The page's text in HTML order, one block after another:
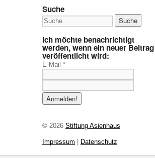
Suche
Ich möchte benachrichtigt
werden, wenn ein neuer Beitrag
veröffentlicht wird:
E-Mail *
© 2026 Stiftung Asienhaus
Impressum Datenschutz